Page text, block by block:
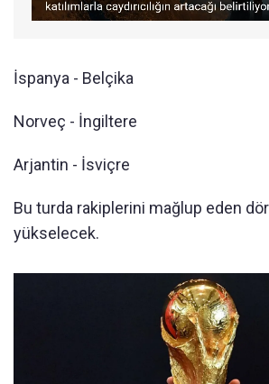
İspanya - Belçika
Norveç - İngiltere
Arjantin - İsviçre
Bu turda rakiplerini mağlup eden
yükselecek.